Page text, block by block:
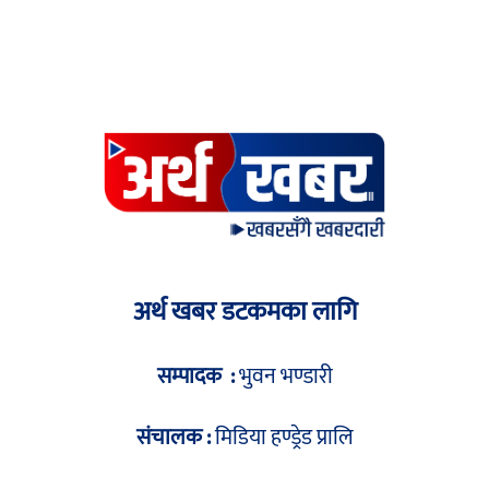
अर्थ खबर डटकमका लागि
सम्पादक :भुवन भण्डारी
संचालक :मिडिया हण्ड्रेड प्रालि